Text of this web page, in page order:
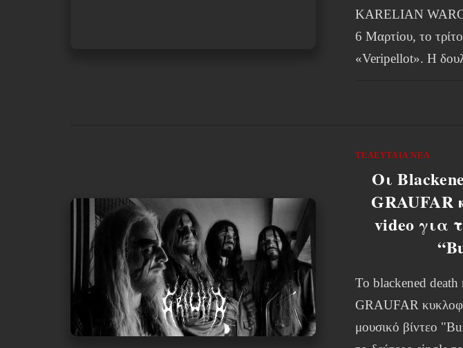
KARELIAN
6 Μαρτίου, το
«Veripellot». Η
ΤΕΛΕΥΤΑΊΑ ΝΈΑ
Οι
GRAUFAR
video για
Το blackened death
GRAUFAR
μουσικό βίντεο